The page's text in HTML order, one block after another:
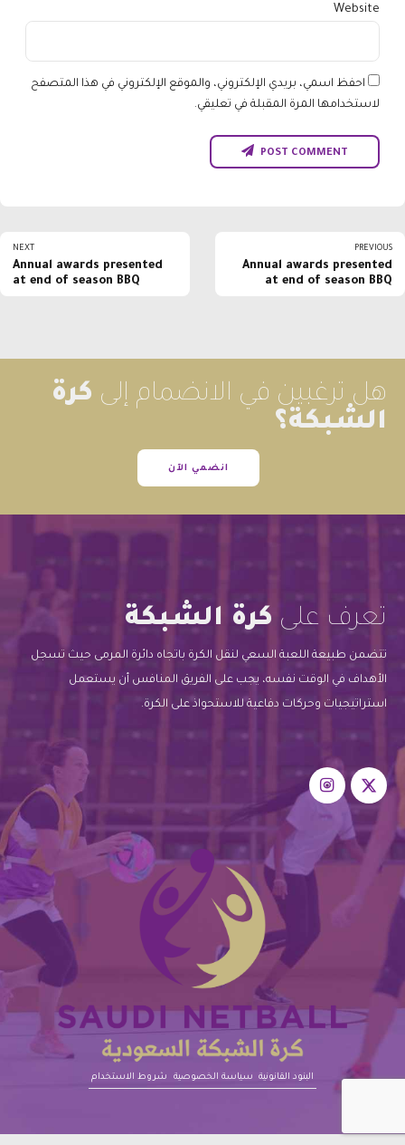
Website
احفظ اسمي، بريدي الإلكتروني، والموقع الإلكتروني في هذا المتصفح
لاستخدامها المرة المقبلة في تعليقي.
POST COMMENT
PREVIOUS
Annual awards presented
at end of season BBQ
NEXT
Annual awards presented
at end of season BBQ
هل ترغبين في الانضمام إلى كرة
الشبكة؟
انضمي الآن
تعرف على كرة الشبكة
تتضمن طبيعة اللعبة السعي لنقل الكرة باتجاه دائرة المرمى حيث تسجل
الأهداف في الوقت نفسه، يجب على الفريق المنافس أن يستعمل
استراتيجيات وحركات دفاعية للاستحواذ على الكرة.
البنود القانونية‎‎ سياسة الخصوصية شروط الاستخدام